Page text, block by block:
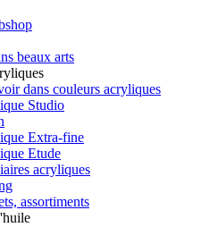
beaux arts
dans couleurs acryliques
Studio
Extra-fine
Etude
acryliques
assortiments